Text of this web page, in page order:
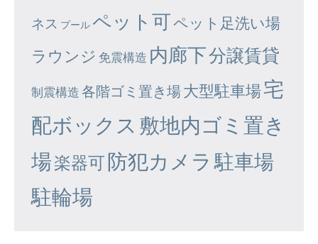
ネス プール ペット可ペット足洗い場
ラウンジ 免震構造 内廊下分譲賃貸
制震構造 各階ゴミ置き場大型駐車場宅
配ボックス 敷地内ゴミ置き
場楽器可防犯カメラ 駐車場
駐輪場